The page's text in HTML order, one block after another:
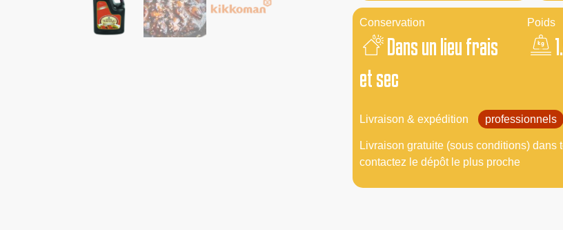
Conservation
Dans un lieu frais
et sec
Poids
Livraison & expédition professionnels
Livraison gratuite (sous conditions) dans
contactez le dépôt le plus proche